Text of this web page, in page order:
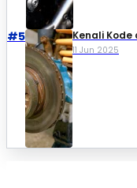
#5 Kenali
11 Jun 2025